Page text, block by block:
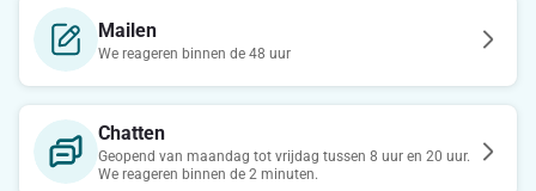
Mailen
We reageren binnen de 48 uur
Chatten
Geopend van maandag tot vrijdag tussen 8 uur en 20 uur.
We reageren binnen de 2 minuten.